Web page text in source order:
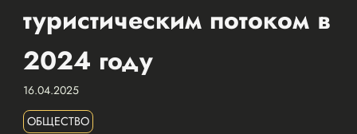
туристическим потоком в
2024 году
16.04.2025
ОБЩЕСТВО